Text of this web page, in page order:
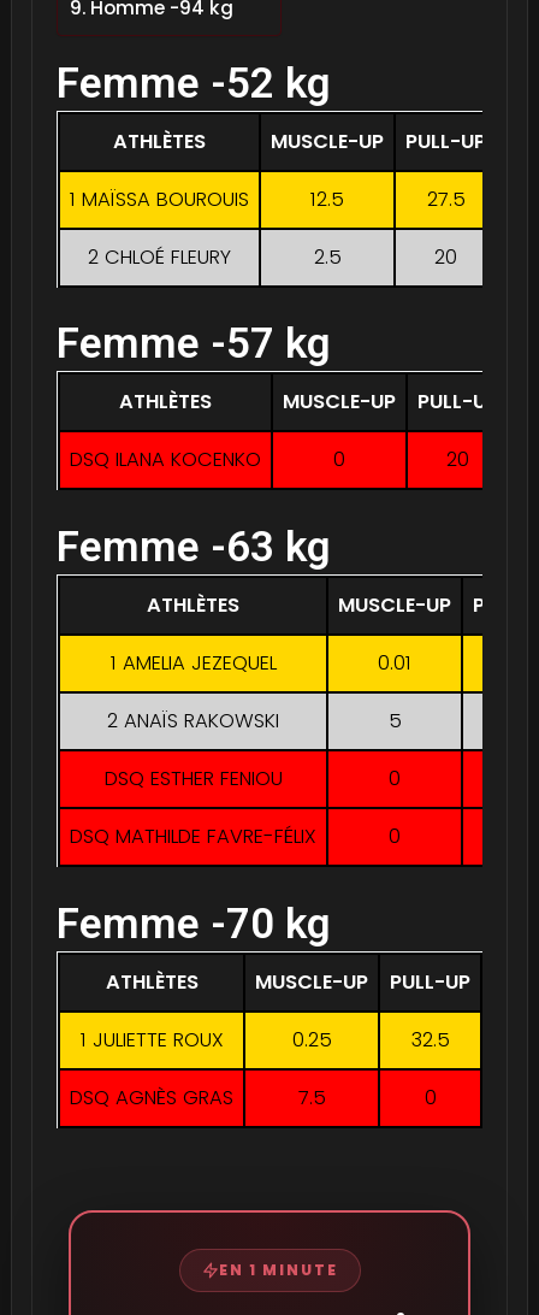
Homme -94 kg
Femme -52 kg
ATHLÈTES MUSCLE-UP PULL-UP
1 MAÏSSA BOUROUIS 12.5 27.5
2 CHLOÉ FLEURY 2.5 20
Femme -57 kg
ATHLÈTES MUSCLE-UP PULL-UP
DSQ ILANA KOCENKO 0 20
Femme -63 kg
ATHLÈTES MUSCLE-UP PULL-
1 AMELIA JEZEQUEL 0.01
2 ANAÏS RAKOWSKI 5
DSQ ESTHER FENIOU 0
DSQ MATHILDE FAVRE-FÉLIX 0
Femme -70 kg
ATHLÈTES MUSCLE-UP PULL-UP
1 JULIETTE ROUX 0.25 32.5
DSQ AGNÈS GRAS 7.5 0
EN 1 MINUTE